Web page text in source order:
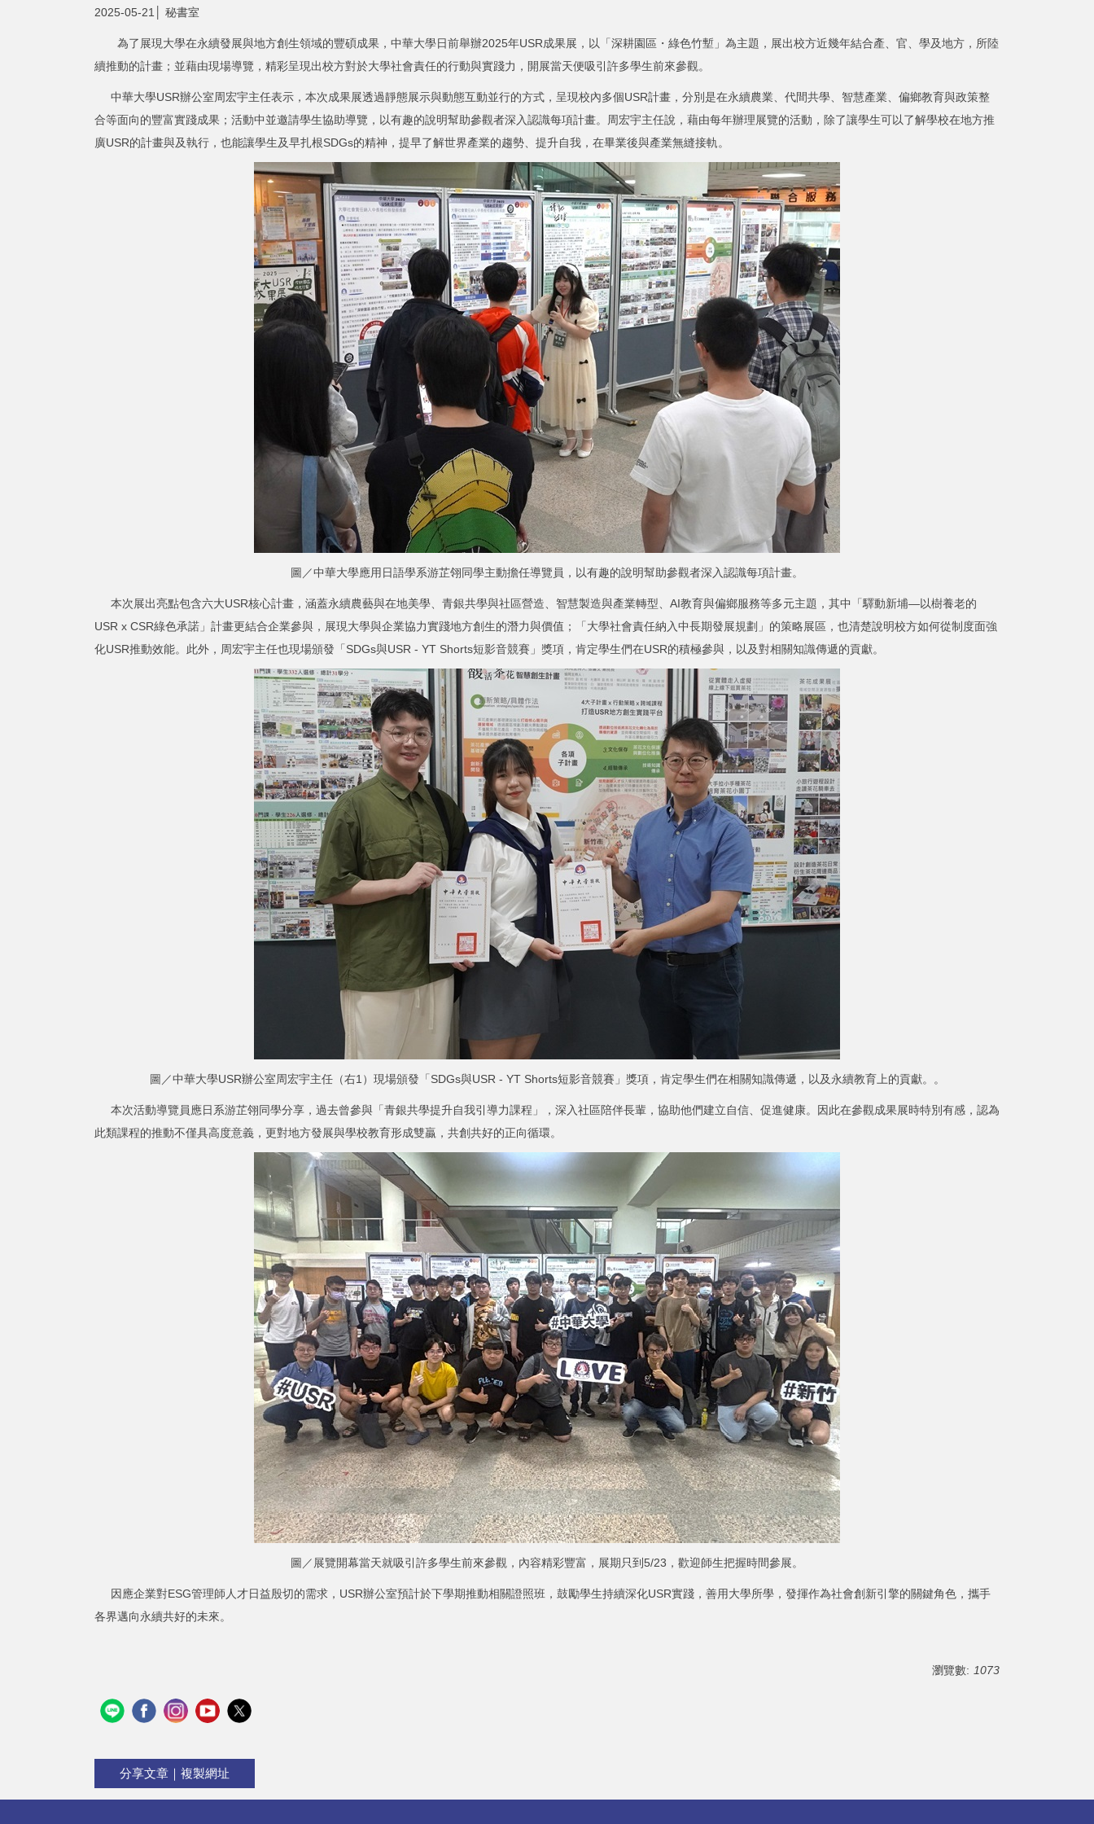
2025-05-21│ 秘書室
為了展現大學在永續發展與地方創生領域的豐碩成果，中華大學日前舉辦2025年USR成果展，以「深耕園區・綠色竹塹」為主題，展出校方近幾年結合產、官、學及地方，所陸
續推動的計畫；並藉由現場導覽，精彩呈現出校方對於大學社會責任的行動與實踐力，開展當天便吸引許多學生前來參觀。
中華大學USR辦公室周宏宇主任表示，本次成果展透過靜態展示與動態互動並行的方式，呈現校內多個USR計畫，分別是在永續農業、代間共學、智慧產業、偏鄉教育與政策整
合等面向的豐富實踐成果；活動中並邀請學生協助導覽，以有趣的說明幫助參觀者深入認識每項計畫。周宏宇主任說，藉由每年辦理展覽的活動，除了讓學生可以了解學校在地方推
廣USR的計畫與及執行，也能讓學生及早扎根SDGs的精神，提早了解世界產業的趨勢、提升自我，在畢業後與產業無縫接軌。
圖／中華大學應用日語學系游芷翎同學主動擔任導覽員，以有趣的說明幫助參觀者深入認識每項計畫。
本次展出亮點包含六大USR核心計畫，涵蓋永續農藝與在地美學、青銀共學與社區營造、智慧製造與產業轉型、AI教育與偏鄉服務等多元主題，其中「驛動新埔—以樹養老的
USR x CSR綠色承諾」計畫更結合企業參與，展現大學與企業協力實踐地方創生的潛力與價值；「大學社會責任納入中長期發展規劃」的策略展區，也清楚說明校方如何從制度面強
化USR推動效能。此外，周宏宇主任也現場頒發「SDGs與USR - YT Shorts短影音競賽」獎項，肯定學生們在USR的積極參與，以及對相關知識傳遞的貢獻。
圖／中華大學USR辦公室周宏宇主任（右1）現場頒發「SDGs與USR - YT Shorts短影音競賽」獎項，肯定學生們在相關知識傳遞，以及永續教育上的貢獻。。
本次活動導覽員應日系游芷翎同學分享，過去曾參與「青銀共學提升自我引導力課程」，深入社區陪伴長輩，協助他們建立自信、促進健康。因此在參觀成果展時特別有感，認為
此類課程的推動不僅具高度意義，更對地方發展與學校教育形成雙贏，共創共好的正向循環。
圖／展覽開幕當天就吸引許多學生前來參觀，內容精彩豐富，展期只到5/23，歡迎師生把握時間參展。
因應企業對ESG管理師人才日益殷切的需求，USR辦公室預計於下學期推動相關證照班，鼓勵學生持續深化USR實踐，善用大學所學，發揮作為社會創新引擎的關鍵角色，攜手
各界邁向永續共好的未來。
瀏覽數: 1073
分享文章｜複製網址